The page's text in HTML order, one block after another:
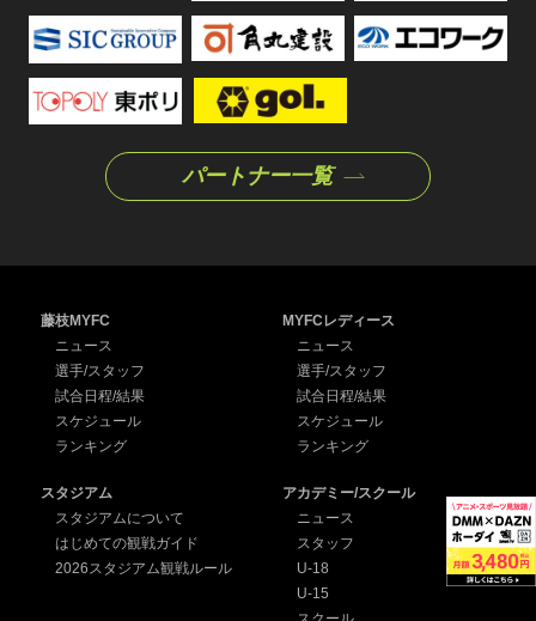
パートナー一覧
藤枝MYFC
ニュース
選手/スタッフ
試合日程/結果
スケジュール
ランキング
MYFCレディース
ニュース
選手/スタッフ
試合日程/結果
スケジュール
ランキング
スタジアム
スタジアムについて
はじめての観戦ガイド
2026スタジアム観戦ルール
アカデミー/スクール
ニュース
スタッフ
U-18
U-15